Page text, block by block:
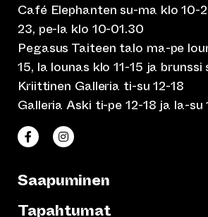
Café Elephanten su-ma klo 10-
23, pe-la klo 10-01.30
Pegasus Taiteen talo ma-pe
15, la lounas klo 11-15 ja brunssi
Kriittinen Galleria ti-su 12-18
Galleria Aski ti-pe 12-18 ja la-su
Taiteen talo Facebookissa
(siirtyy toiseen verkkopalveluun)
Taiteen talo Instagramissa
(siirtyy toiseen verkkopalveluun)
Saapuminen
Tapahtumat